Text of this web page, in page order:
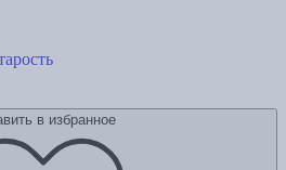
в избранное